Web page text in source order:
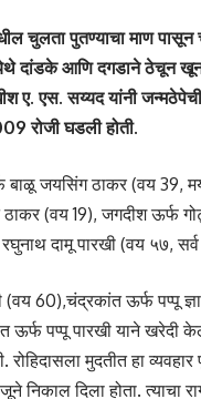
चुलता पुतण्याचा माण
येथे दांडके आणि दगडाने ठेचून
ए. एस. सय्यद यांनी
रोजी घडली होती.
बाळू जयसिंग ठाकर (वय
ठाकर (वय 19), जगदीश ऊर्फ
दामू पारखी (वय ५७,
(वय 60),चंद्रकांत ऊर्फ पप्पू
ऊर्फ पप्पू पारखी याने खरेदी
मुदतीत हा
निकाल दिला होता. त्याचा